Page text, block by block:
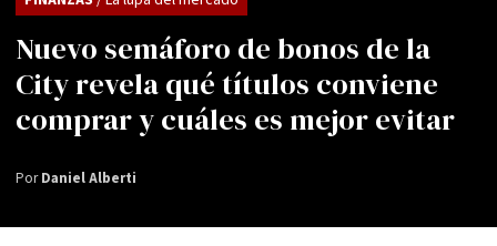
Nuevo semáforo de bonos de la
City revela qué títulos conviene
comprar y cuáles es mejor evitar
PorDaniel Alberti